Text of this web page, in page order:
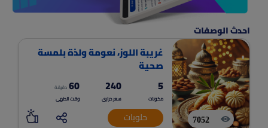
احدث الوصفات
7052
غريبة اللوز، نعومة ولذة بلمسة
صحية
5
مكونات
240
سعر حرارى
60 دقيقة
وقت الطهى
حلويات